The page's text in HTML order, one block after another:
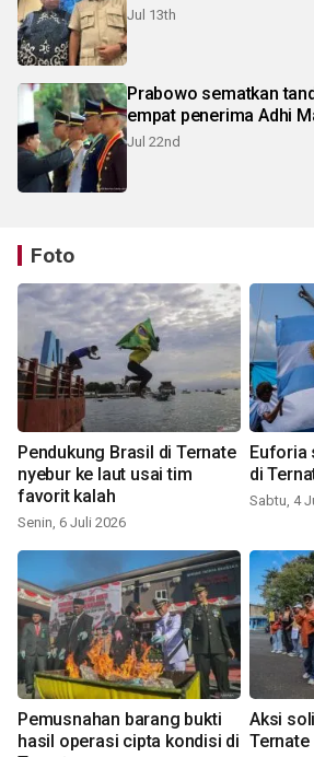
Jul 13th
Prabowo sematkan
empat penerima Adhi
Jul 22nd
Foto
Pendukung Brasil di Ternate
nyebur ke laut usai tim
favorit kalah
Senin, 6 Juli 2026
Euforia
di
Sabtu, 4
Pemusnahan barang bukti
hasil operasi cipta kondisi di
Aksi
Ternate